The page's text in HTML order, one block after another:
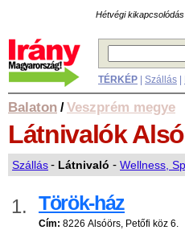
Hétvégi
TÉRKÉP Szállás
Balaton /Veszprém megye
Látnivalók
Szállás- Látnivaló - Wellness,
1. Török-ház
Cím: 8226 Alsóörs, Petőfi köz 6.